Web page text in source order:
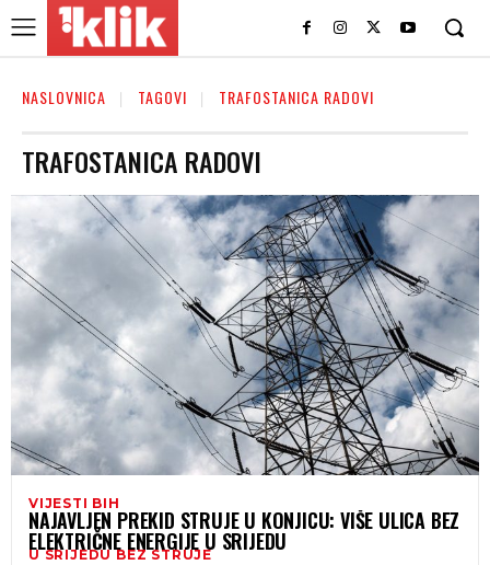
NASLOVNICA TAGOVI TRAFOSTANICA RADOVI
TRAFOSTANICA RADOVI
VIJESTI BIH
NAJAVLJEN PREKID STRUJE U KONJICU: VIŠE ULICA BEZ
ELEKTRIČNE ENERGIJE U SRIJEDU
U SRIJEDU BEZ STRUJE